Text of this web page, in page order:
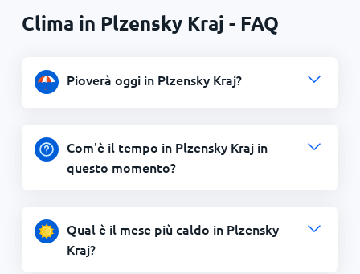
Clima in Plzensky Kraj - FAQ
Pioverà oggi in Plzensky Kraj?
Com'è il tempo in Plzensky Kraj in
questo momento?
Qual è il mese più caldo in Plzensky
Kraj?